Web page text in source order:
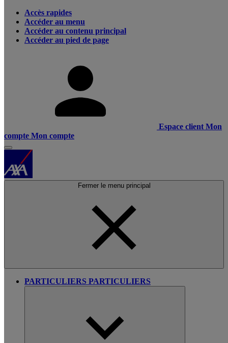
Accès rapides
Accéder au menu
Accéder au contenu principal
Accéder au pied de page
Espace client Mon
compte Mon compte
Fermer le menu principal
PARTICULIERS PARTICULIERS